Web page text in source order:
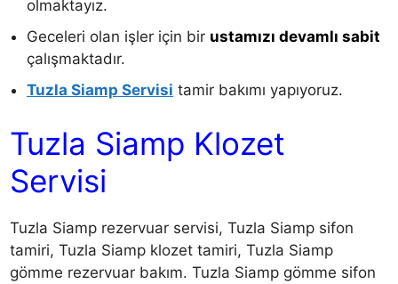
olmaktayız.
Geceleri olan işler için bir ustamızı devamlı sabit
çalışmaktadır.
Tuzla Siamp Servisi tamir bakımı yapıyoruz.
Tuzla Siamp Klozet
Servisi
Tuzla Siamp rezervuar servisi, Tuzla Siamp sifon
tamiri, Tuzla Siamp klozet tamiri, Tuzla Siamp
gömme rezervuar bakım. Tuzla Siamp gömme sifon